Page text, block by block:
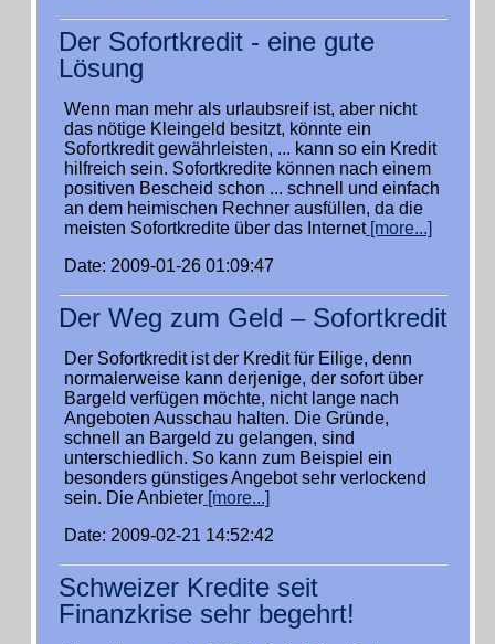
Der Sofortkredit - eine gute
Lösung
Wenn man mehr als urlaubsreif ist, aber nicht
das nötige Kleingeld besitzt, könnte ein
Sofortkredit gewährleisten, ... kann so ein Kredit
hilfreich sein. Sofortkredite können nach einem
positiven Bescheid schon ... schnell und einfach
an dem heimischen Rechner ausfüllen, da die
meisten Sofortkredite über das Internet[more...]
Date: 2009-01-26 01:09:47
Der Weg zum Geld – Sofortkredit
Der Sofortkredit ist der Kredit für Eilige, denn
normalerweise kann derjenige, der sofort über
Bargeld verfügen möchte, nicht lange nach
Angeboten Ausschau halten. Die Gründe,
schnell an Bargeld zu gelangen, sind
unterschiedlich. So kann zum Beispiel ein
besonders günstiges Angebot sehr verlockend
sein. Die Anbieter [more...]
Date: 2009-02-21 14:52:42
Schweizer Kredite seit
Finanzkrise sehr begehrt!